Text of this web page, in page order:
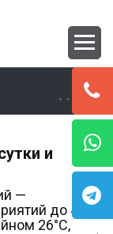
и
—
до 40
26°C,